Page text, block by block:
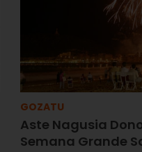
GOZATU
Aste Nagusia
Semana Grande